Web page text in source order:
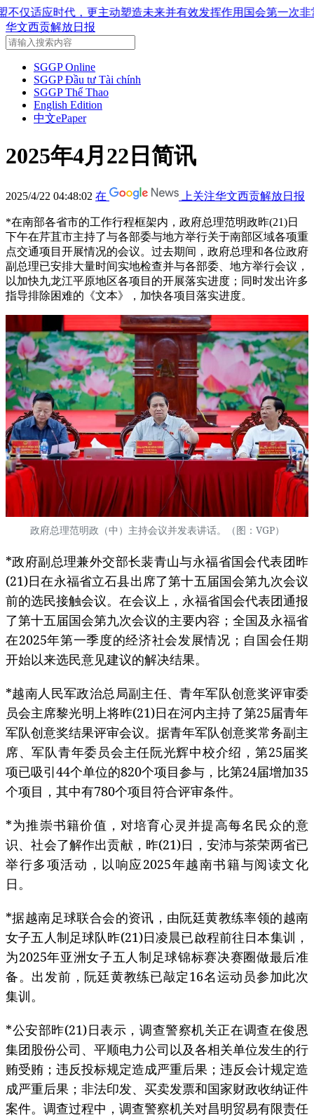
并有效发挥作用国会第一次非常规会议：公开特殊政策适用
华文西贡解放日报
SGGP Online
SGGP Đầu tư Tài chính
SGGP Thể Thao
English Edition
中文ePaper
2025年4月22日简讯
2025/4/22 04:48:02 在 上关注华文西贡解放日报
*在南部各省市的工作行程框架内，政府总理范明政昨(21)日
下午在芹苴市主持了与各部委与地方举行关于南部区域各项重
点交通项目开展情况的会议。过去期间，政府总理和各位政府
副总理已安排大量时间实地检查并与各部委、地方举行会议，
以加快九龙江平原地区各项目的开展落实进度；同时发出许多
指导排除困难的《文本》，加快各项目落实进度。
政府总理范明政（中）主持会议并发表讲话。（图：VGP）
*政府副总理兼外交部长裴青山与永福省国会代表团昨
(21)日在永福省立石县出席了第十五届国会第九次会议
前的选民接触会议。在会议上，永福省国会代表团通报
了第十五届国会第九次会议的主要内容；全国及永福省
在2025年第一季度的经济社会发展情况；自国会任期
开始以来选民意见建议的解决结果。
*越南人民军政治总局副主任、青年军队创意奖评审委
员会主席黎光明上将昨(21)日在河内主持了第25届青年
军队创意奖结果评审会议。据青年军队创意奖常务副主
席、军队青年委员会主任阮光辉中校介绍，第25届奖
项已吸引44个单位的820个项目参与，比第24届增加35
个项目，其中有780个项目符合评审条件。
*为推崇书籍价值，对培育心灵并提高每名民众的意
识、社会了解作出贡献，昨(21)日，安沛与茶荣两省已
举行多项活动，以响应2025年越南书籍与阅读文化
日。
*据越南足球联合会的资讯，由阮廷黄教练率领的越南
女子五人制足球队昨(21)日凌晨已啟程前往日本集训，
为2025年亚洲女子五人制足球锦标赛决赛圈做最后准
备。出发前，阮廷黄教练已敲定16名运动员参加此次
集训。
*公安部昨(21)日表示，调查警察机关正在调查在俊恩
集团股份公司、平顺电力公司以及各相关单位发生的行
贿受贿；违反投标规定造成严重后果；违反会计规定造
成严重后果；非法印发、买卖发票和国家财政收纳证件
案件。调查过程中，调查警察机关对昌明贸易有限责任